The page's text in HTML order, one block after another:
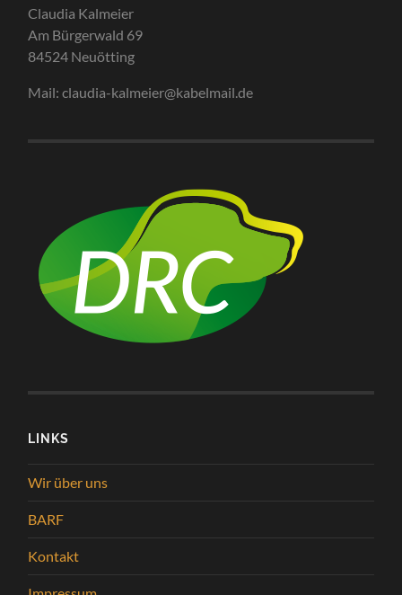
Claudia Kalmeier
Am Bürgerwald 69
84524 Neuötting
Mail: claudia-kalmeier@kabelmail.de
LINKS
Wir über uns
BARF
Kontakt